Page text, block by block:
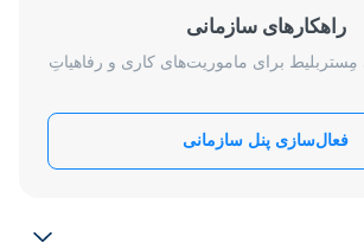
راهکارهای سازمانی
برای ماموریت‌های کاری و رفاهیاتِ
فعال‌سازی پنل سازمانی